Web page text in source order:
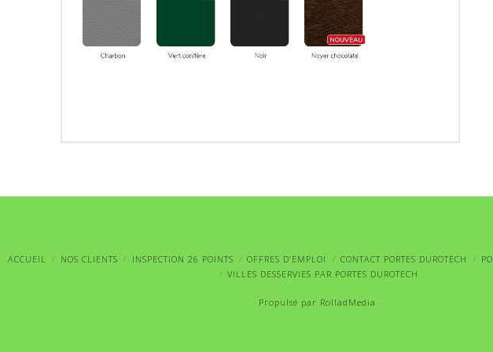
ACCUEIL NOS CLIENTS INSPECTION 26 POINTS OFFRES D’EMPLOI CONTACT PORTES DUROTECH
VILLES DESSERVIES PAR PORTES DUROTECH
Propulsé par RolladMedia